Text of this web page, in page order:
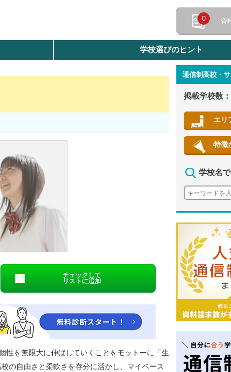
0 資
検索
学校選びのヒント
チェックして
リストに追加
性を無限大に伸ばしていくことをモットーに「生
の自由さと柔軟さを存分に活かし、マイペース
通信制高校・
掲載学校数：
エリ
特徴
学校名